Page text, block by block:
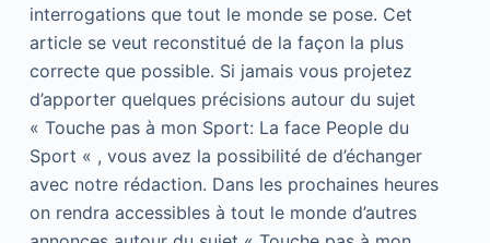
interrogations que tout le monde se pose. Cet
article se veut reconstitué de la façon la plus
correcte que possible. Si jamais vous projetez
d’apporter quelques précisions autour du sujet
« Touche pas à mon Sport: La face People du
Sport « , vous avez la possibilité de d’échanger
avec notre rédaction. Dans les prochaines heures
on rendra accessibles à tout le monde d’autres